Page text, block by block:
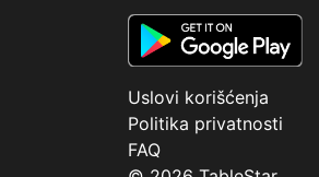
Uslovi korišćenja
Politika privatnosti
FAQ